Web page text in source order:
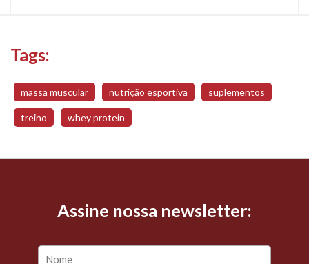
Tags:
massa muscular nutrição esportiva suplementos
treino whey protein
Assine nossa newsletter: